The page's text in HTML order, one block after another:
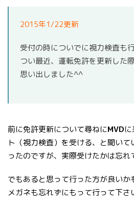
2015年1/22更新
受付の時についでに視力検査も
つい最近、運転免許を更新した
思い出しました^^
前に免許更新について尋ねにMVD
ト（視力検査）を受ける、と聞い
ったのですが、実際受けたかは忘れ
でもあると思って行った方が良い
メガネも忘れずにもって行って下さ